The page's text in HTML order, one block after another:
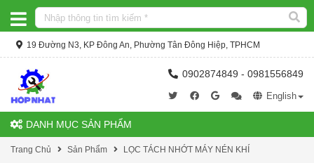
19 Đường N3, KP Đông An, Phường Tân Đông Hiệp, TPHCM
0902874849 - 0981556849
English
DANH MỤC SẢN PHẨM
Trang Chủ Sản Phẩm LỌC TÁCH NHỚT MÁY NÉN KHÍ